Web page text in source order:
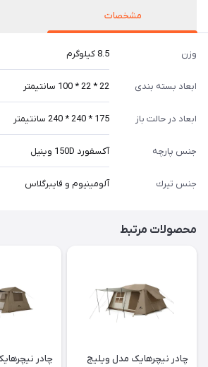
مشخصات
وزن 8.5 كيلوگرم
ابعاد بسته بندی 22 * 22 * 100 سانتيمتر
ابعاد در حالت باز 175 * 240 * 240 سانتيمتر
جنس پارچه آكسفورد 150D وينيل
جنس تيرك آلومينيوم و فايبرگلاس
محصولات مرتبط
چادر نیچرهایک مدل ویلیج
چادر